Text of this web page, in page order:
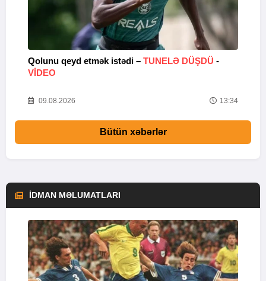
Qolunu qeyd etmək istədi – TUNELƏ DÜŞDÜ -
VİDEO
09.08.2026 13:34
Bütün xəbərlər
İDMAN MƏLUMATLARI